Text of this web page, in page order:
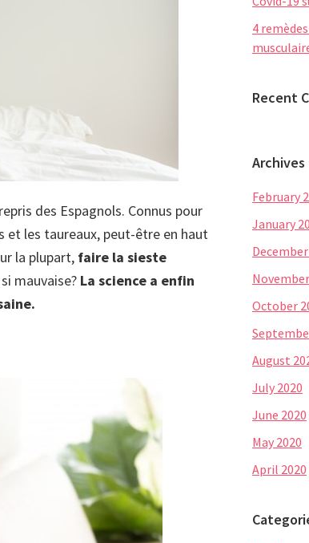
des Espagnols. Connus pour
et les taureaux, peut-être en haut
la plupart, faire la sieste
mauvaise? La science a enfin
4
Recent
Archives
February
January
October
August
July 2020
June 2020
May 2020
April 2020